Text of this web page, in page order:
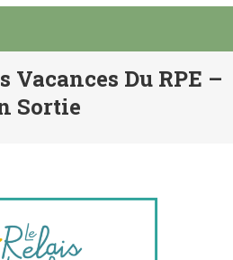
Du RPE –
Sortie